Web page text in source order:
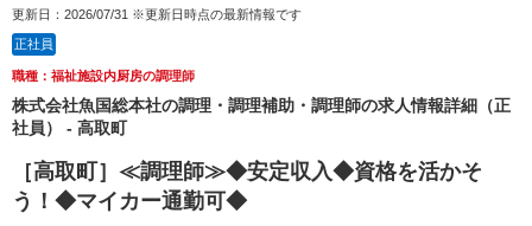
更新日：2026/07/31 ※更新日時点の最新情報です
正社員
職種：福祉施設内厨房の調理師
株式会社魚国総本社の調理・調理補助・調理師の求人情報詳細（正
社員） - 高取町
［高取町］≪調理師≫◆安定収入◆資格を活かそ
う！◆マイカー通勤可◆